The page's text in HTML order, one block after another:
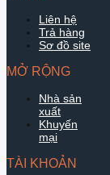
Liên hệ
Trả hàng
Sơ đồ site
MỞ RỘNG
Nhà sản
xuất
Khuyến
mại
TÀI KHOẢN